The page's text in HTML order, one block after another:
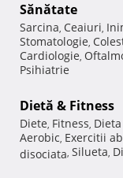
Sănătate
Sarcina, Ceaiuri,
Stomatologie,
Cardiologie,
Psihiatrie
Dietă & Fitness
Diete, Fitness,
Aerobic, Exercitii
disociata, Silueta,